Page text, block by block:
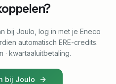
bij Joulo, log in met je Eneco
automatisch ERE-credits.
· kwartaaluitbetaling.
bij Joulo